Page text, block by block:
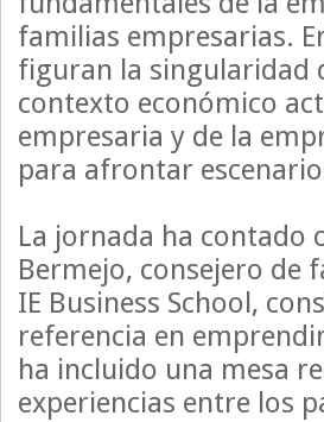
familias empresarias.
figuran la singularidad
contexto económico
empresaria y de la
para afrontar
La jornada ha contado
Bermejo, consejero de
IE Business School,
referencia en
ha incluido una mesa
experiencias entre los